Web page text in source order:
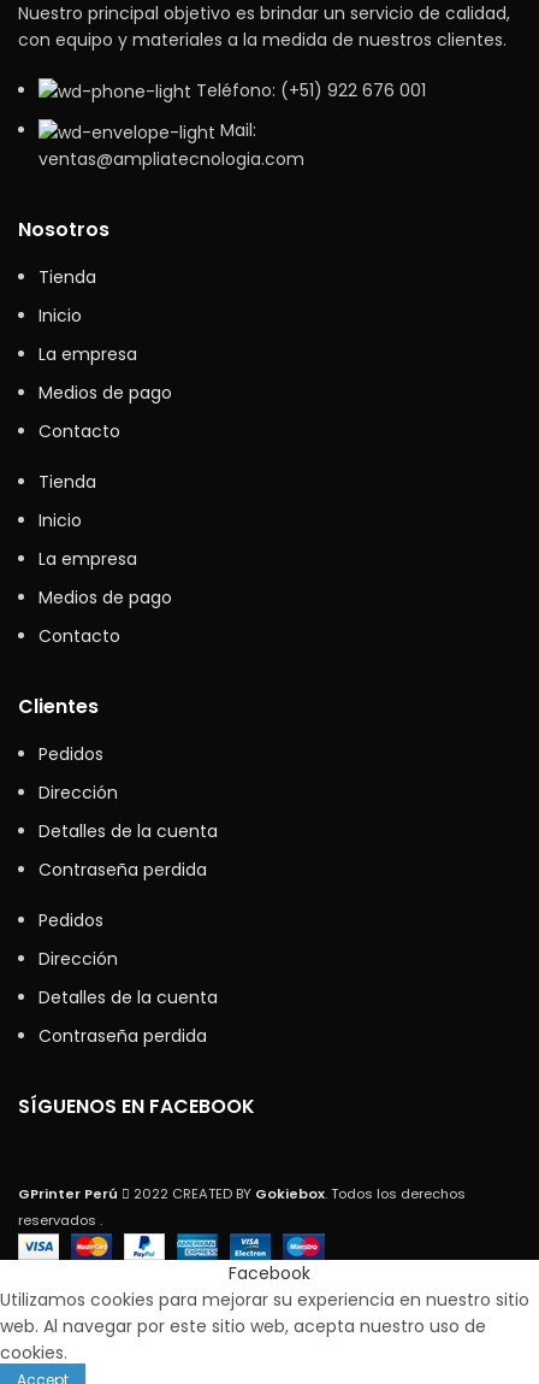
Nuestro principal objetivo es brindar un servicio de calidad,
con equipo y materiales a la medida de nuestros clientes.
Teléfono: (+51) 922 676 001
Mail:
ventas@ampliatecnologia.com
Nosotros
Tienda
Inicio
La empresa
Medios de pago
Contacto
Tienda
Inicio
La empresa
Medios de pago
Contacto
Clientes
Pedidos
Dirección
Detalles de la cuenta
Contraseña perdida
Pedidos
Dirección
Detalles de la cuenta
Contraseña perdida
SÍGUENOS EN FACEBOOK
GPrinter Perú 2022 CREATED BY Gokiebox. Todos los derechos
reservados .
Facebook
Utilizamos cookies para mejorar su experiencia en nuestro sitio
web. Al navegar por este sitio web, acepta nuestro uso de
cookies.
Accept